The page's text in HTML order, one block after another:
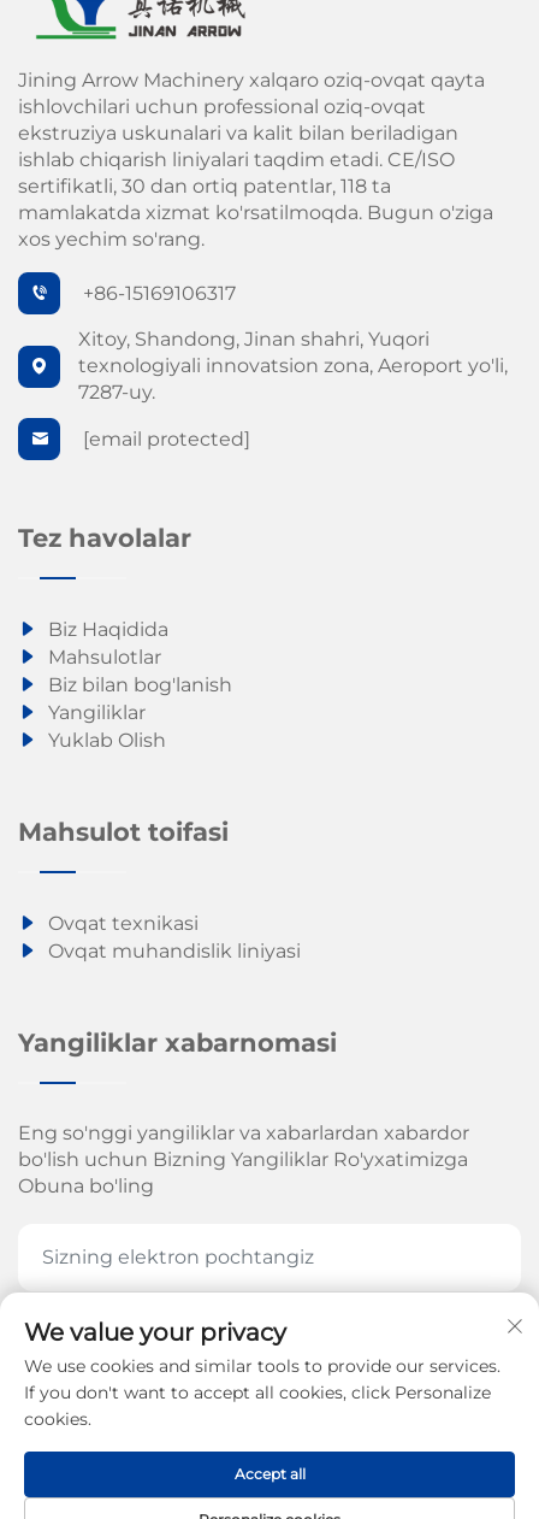
Jining Arrow Machinery xalqaro oziq-ovqat qayta
ishlovchilari uchun professional oziq-ovqat
ekstruziya uskunalari va kalit bilan beriladigan
ishlab chiqarish liniyalari taqdim etadi. CE/ISO
sertifikatli, 30 dan ortiq patentlar, 118 ta
mamlakatda xizmat ko'rsatilmoqda. Bugun o'ziga
xos yechim so'rang.
+86-15169106317
Xitoy, Shandong, Jinan shahri, Yuqori
texnologiyali innovatsion zona, Aeroport yo'li,
7287-uy.
[email protected]
Tez havolalar
Biz Haqidida
Mahsulotlar
Biz bilan bog'lanish
Yangiliklar
Yuklab Olish
Mahsulot toifasi
Ovqat texnikasi
Ovqat muhandislik liniyasi
Yangiliklar xabarnomasi
Eng so'nggi yangiliklar va xabarlardan xabardor
bo'lish uchun Bizning Yangiliklar Ro'yxatimizga
Obuna bo'ling
HOZIR OBUNA BOʻLING
Jinan Arrow Mexanika Kompaniyasi, MChJ. huquqi
2026-yil - Maxfiylik siyosati
We value your privacy
We use cookies and similar tools to provide our services.
If you don't want to accept all cookies, click Personalize
cookies.
Accept all